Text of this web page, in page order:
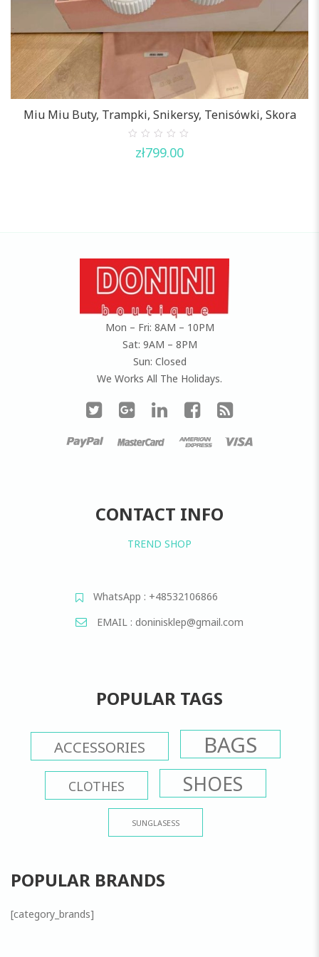
Miu Miu Buty, Trampki, Snikersy, Tenisówki, Skora
out
zł799.00
Mon – Fri: 8AM – 10PM
Sat: 9AM – 8PM
Sun: Closed
We Works All The Holidays.
CONTACT INFO
TREND SHOP
WhatsApp : +48532106866
EMAIL : doninisklep@gmail.com
POPULAR TAGS
ACCESSORIES BAGS
CLOTHES SHOES
SUNGLASESS
POPULAR BRANDS
[category_brands]